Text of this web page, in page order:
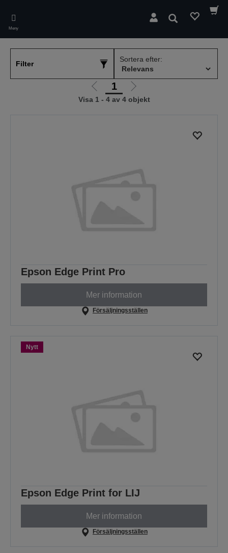
main
content
Meny
Sök
Filter
Sortera efter:
Gå
till
1
Gå
till
Visa 1 - 4 av 4 objekt
Epson Edge Print Pro
Mer information
Försäljningsställen
Nytt
Epson Edge Print for LIJ
Mer information
Försäljningsställen